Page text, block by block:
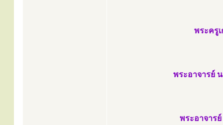
พระครู
พระอาจารย์
พระอาจาร